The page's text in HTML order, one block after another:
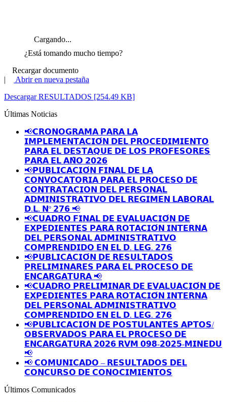
Cargando...
¿Está tomando mucho tiempo?
Recargar documento
|
Abrir en nueva pestaña
Descargar RESULTADOS [254.49 KB]
Últimas Noticias
📢𝗖𝗥𝗢𝗡𝗢𝗚𝗥𝗔𝗠𝗔 𝗣𝗔𝗥𝗔 𝗟𝗔
𝗜𝗠𝗣𝗟𝗘𝗠𝗘𝗡𝗧𝗔𝗖𝗜𝗢́𝗡 𝗗𝗘𝗟 𝗣𝗥𝗢𝗖𝗘𝗗𝗜𝗠𝗜𝗘𝗡𝗧𝗢
𝗣𝗔𝗥𝗔 𝗘𝗟 𝗗𝗘𝗦𝗧𝗔𝗤𝗨𝗘 𝗗𝗘 𝗟𝗢𝗦 𝗣𝗥𝗢𝗙𝗘𝗦𝗢𝗥𝗘𝗦
𝗣𝗔𝗥𝗔 𝗘𝗟 𝗔𝗡̃𝗢 𝟮𝟬𝟮𝟲
📢𝗣𝗨𝗕𝗟𝗜𝗖𝗔𝗖𝗜𝗢́𝗡 𝗙𝗜𝗡𝗔𝗟 𝗗𝗘 𝗟𝗔
𝗖𝗢𝗡𝗩𝗢𝗖𝗔𝗧𝗢𝗥𝗜𝗔 𝗣𝗔𝗥𝗔 𝗘𝗟 𝗣𝗥𝗢𝗖𝗘𝗦𝗢 𝗗𝗘
𝗖𝗢𝗡𝗧𝗥𝗔𝗧𝗔𝗖𝗜𝗢𝗡 𝗗𝗘𝗟 𝗣𝗘𝗥𝗦𝗢𝗡𝗔𝗟
𝗔𝗗𝗠𝗜𝗡𝗜𝗦𝗧𝗥𝗔𝗧𝗜𝗩𝗢 𝗗𝗘𝗟 𝗥𝗘𝗚𝗜𝗠𝗘𝗡 𝗟𝗔𝗕𝗢𝗥𝗔𝗟
𝗗.𝗟. 𝗡º 𝟮𝟳𝟲 📢
📢𝗖𝗨𝗔𝗗𝗥𝗢 𝗙𝗜𝗡𝗔𝗟 𝗗𝗘 𝗘𝗩𝗔𝗟𝗨𝗔𝗖𝗜𝗢́𝗡 𝗗𝗘
𝗘𝗫𝗣𝗘𝗗𝗜𝗘𝗡𝗧𝗘𝗦 𝗣𝗔𝗥𝗔 𝗥𝗢𝗧𝗔𝗖𝗜𝗢́𝗡 𝗜𝗡𝗧𝗘𝗥𝗡𝗔
𝗗𝗘𝗟 𝗣𝗘𝗥𝗦𝗢𝗡𝗔𝗟 𝗔𝗗𝗠𝗜𝗡𝗜𝗦𝗧𝗥𝗔𝗧𝗜𝗩𝗢
𝗖𝗢𝗠𝗣𝗥𝗘𝗡𝗗𝗜𝗗𝗢 𝗘𝗡 𝗘𝗟 𝗗. 𝗟𝗘𝗚. 𝟮𝟳𝟲
📢𝗣𝗨𝗕𝗟𝗜𝗖𝗔𝗖𝗜𝗢́𝗡 𝗗𝗘 𝗥𝗘𝗦𝗨𝗟𝗧𝗔𝗗𝗢𝗦
𝗣𝗥𝗘𝗟𝗜𝗠𝗜𝗡𝗔𝗥𝗘𝗦 𝗣𝗔𝗥𝗔 𝗘𝗟 𝗣𝗥𝗢𝗖𝗘𝗦𝗢 𝗗𝗘
𝗘𝗡𝗖𝗔𝗥𝗚𝗔𝗧𝗨𝗥𝗔 📢
📢𝗖𝗨𝗔𝗗𝗥𝗢 𝗣𝗥𝗘𝗟𝗜𝗠𝗜𝗡𝗔𝗥 𝗗𝗘 𝗘𝗩𝗔𝗟𝗨𝗔𝗖𝗜𝗢́𝗡 𝗗𝗘
𝗘𝗫𝗣𝗘𝗗𝗜𝗘𝗡𝗧𝗘𝗦 𝗣𝗔𝗥𝗔 𝗥𝗢𝗧𝗔𝗖𝗜𝗢́𝗡 𝗜𝗡𝗧𝗘𝗥𝗡𝗔
𝗗𝗘𝗟 𝗣𝗘𝗥𝗦𝗢𝗡𝗔𝗟 𝗔𝗗𝗠𝗜𝗡𝗜𝗦𝗧𝗥𝗔𝗧𝗜𝗩𝗢
𝗖𝗢𝗠𝗣𝗥𝗘𝗡𝗗𝗜𝗗𝗢 𝗘𝗡 𝗘𝗟 𝗗. 𝗟𝗘𝗚. 𝟮𝟳𝟲
📢𝗣𝗨𝗕𝗟𝗜𝗖𝗔𝗖𝗜𝗢́𝗡 𝗗𝗘 𝗣𝗢𝗦𝗧𝗨𝗟𝗔𝗡𝗧𝗘𝗦 𝗔𝗣𝗧𝗢𝗦/
𝗢𝗕𝗦𝗘𝗥𝗩𝗔𝗗𝗢𝗦 𝗣𝗔𝗥𝗔 𝗘𝗟 𝗣𝗥𝗢𝗖𝗘𝗦𝗢 𝗗𝗘
𝗘𝗡𝗖𝗔𝗥𝗚𝗔𝗧𝗨𝗥𝗔 𝟮𝟬𝟮𝟲 𝗥𝗩𝗠 𝟬𝟵𝟴-𝟮𝟬𝟮𝟱-𝗠𝗜𝗡𝗘𝗗𝗨
📢
📢 𝗖𝗢𝗠𝗨𝗡𝗜𝗖𝗔𝗗𝗢 – 𝗥𝗘𝗦𝗨𝗟𝗧𝗔𝗗𝗢𝗦 𝗗𝗘𝗟
𝗖𝗢𝗡𝗖𝗨𝗥𝗦𝗢 𝗗𝗘 𝗖𝗢𝗡𝗢𝗖𝗜𝗠𝗜𝗘𝗡𝗧𝗢𝗦
Últimos Comunicados